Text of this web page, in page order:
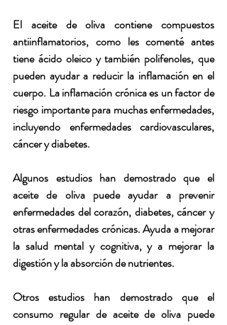
El aceite de oliva contiene compuestos
antiinflamatorios, como les comenté antes
tiene ácido oleico y también polifenoles, que
pueden ayudar a reducir la inflamación en el
cuerpo. La inflamación crónica es un factor de
riesgo importante para muchas enfermedades,
incluyendo enfermedades cardiovasculares,
cáncer y diabetes.
Algunos estudios han demostrado que el
aceite de oliva puede ayudar a prevenir
enfermedades del corazón, diabetes, cáncer y
otras enfermedades crónicas. Ayuda a mejorar
la salud mental y cognitiva, y a mejorar la
digestión y la absorción de nutrientes.
Otros estudios han demostrado que el
consumo regular de aceite de oliva puede